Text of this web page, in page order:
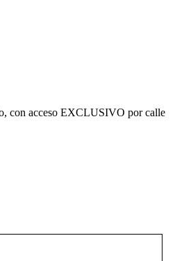
con acceso EXCLUSIVO por calle